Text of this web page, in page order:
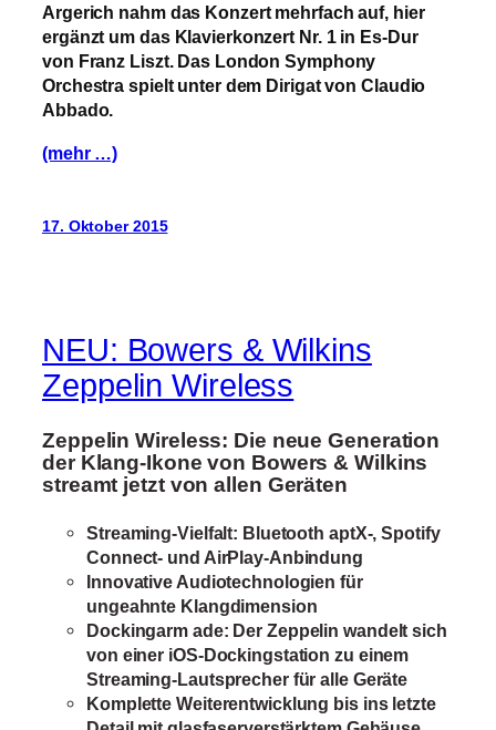
Argerich nahm das Konzert mehrfach auf, hier
ergänzt um das Klavierkonzert Nr. 1 in Es-Dur
von Franz Liszt. Das London Symphony
Orchestra spielt unter dem Dirigat von Claudio
Abbado.
(mehr …)
17. Oktober 2015
NEU: Bowers & Wilkins
Zeppelin Wireless
Zeppelin Wireless: Die neue Generation
der Klang-Ikone von Bowers & Wilkins
streamt jetzt vonallen Geräten
Streaming-Vielfalt: Bluetooth aptX-, Spotify
Connect- und AirPlay-Anbindung
Innovative Audiotechnologien für
ungeahnte Klangdimension
Dockingarm ade: Der Zeppelin wandelt sich
von einer iOS-Dockingstation zu einem
Streaming-Lautsprecher für alle Geräte
Komplette Weiterentwicklung bis ins letzte